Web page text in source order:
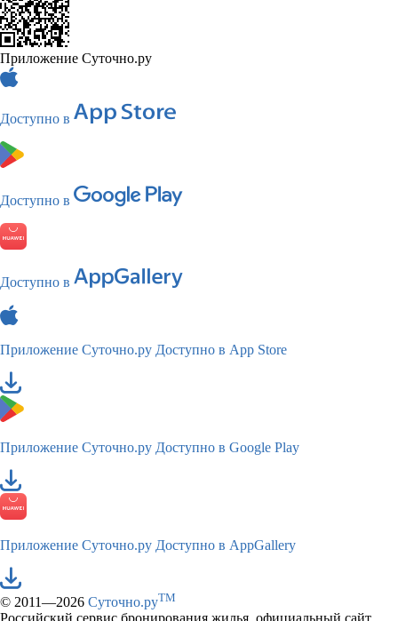
Приложение Суточно.ру
Доступно в
Доступно в
Доступно в
Приложение Суточно.ру Доступно в App Store
Приложение Суточно.ру Доступно в Google Play
Приложение Суточно.ру Доступно в AppGallery
© 2011—2026 Суточно.руTM